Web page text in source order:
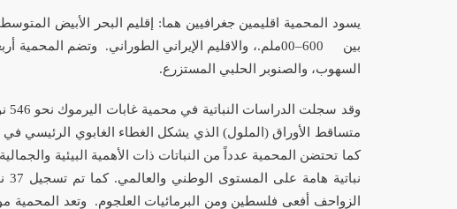
يسود المحمية
اقليمين جغرافيين هما: إقليم البحر الأبيض
بين
00–600ملم.، والاقليم الإيراني الطوراني.
وتضم المحمية
السهوب، والصنوبر الحلبي المستزرع.
وقد سجلت الدراسات النباتية في محمية غابات اليرموك نحو 546
متساقط الأوراق (الملول) الذي يشكل الغطاء الغابوي الرئيسي
كما تحتضن المحمية عدداً من النباتات ذات الأهمية البيئية
نباتية هامة على المستوى الوطني والعالمي.
الزواحف أفعى فلسطين ومن البرمائيات العلجوم.
وتعد المحمية